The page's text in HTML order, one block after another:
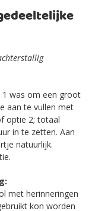
1 was om een groot
aan te vullen met
optie 2; totaal
in te zetten. Aan
natuurlijk.
met herinneringen
kon worden